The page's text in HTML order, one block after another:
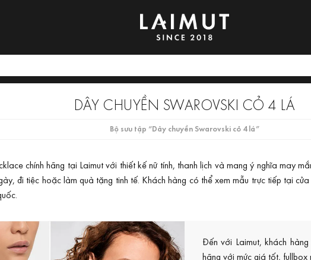
DÂY CHUYỀN SWAROVSKI CỎ 4 LÁ
Bộ sưu tập “Dây chuyền Swarovski cỏ 4 lá”
chính hãng tại Laimut với thiết kế nữ tính, thanh lịch và mang ý nghĩa may
đi tiệc hoặc làm quà tặng tinh tế. Khách hàng có thể xem mẫu trực tiếp tại
Đến với Laimut, khách
hãng với mức giá tốt,